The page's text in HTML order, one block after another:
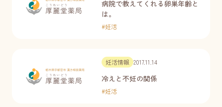
病院で教えてくれる卵巣年齢と
は。
#妊活
妊活情報 2017.11.14
冷えと不妊の関係
#妊活